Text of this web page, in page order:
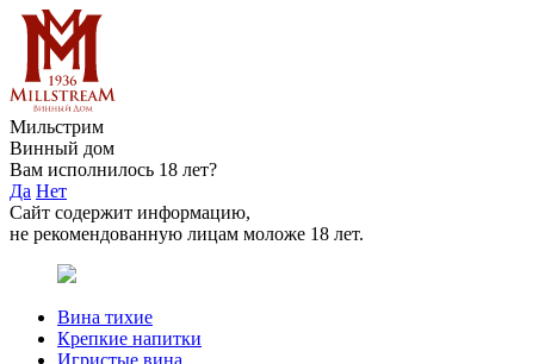
Мильстрим
Винный дом
Вам исполнилось 18 лет?
Да Нет
Сайт содержит информацию,
не рекомендованную лицам моложе 18 лет.
Вина тихие
Крепкие напитки
Игристые вина